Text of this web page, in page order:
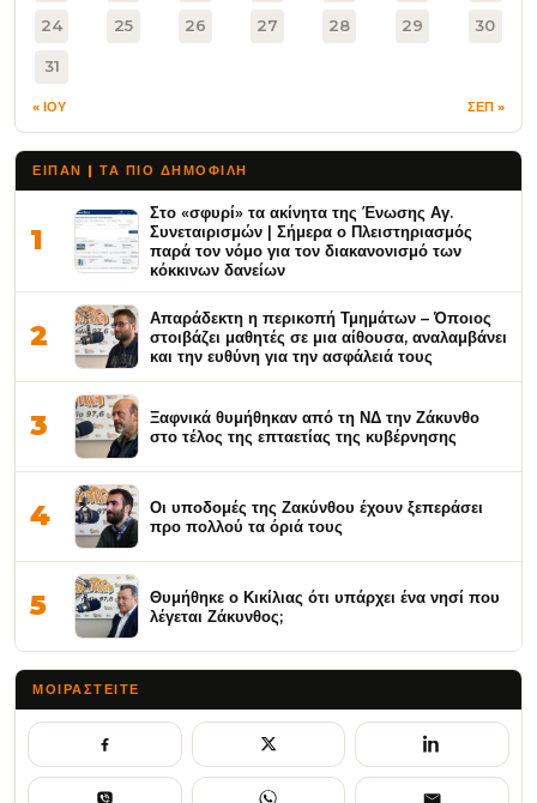
24 25 26 27 28 29 30
31
« ΙΟΥ ΣΕΠ »
ΕΙΠΑΝ | ΤΑ ΠΙΟ ΔΗΜΟΦΙΛΉ
1
Στο «σφυρί» τα ακίνητα της Ένωσης Αγ.
Συνεταιρισμών | Σήμερα ο Πλειστηριασμός
παρά τον νόμο για τον διακανονισμό των
κόκκινων δανείων
2
Απαράδεκτη η περικοπή Τμημάτων – Όποιος
στοιβάζει μαθητές σε μια αίθουσα, αναλαμβάνει
και την ευθύνη για την ασφάλειά τους
3
Ξαφνικά θυμήθηκαν από τη ΝΔ την Ζάκυνθο
στο τέλος της επταετίας της κυβέρνησης
4
Οι υποδομές της Ζακύνθου έχουν ξεπεράσει
προ πολλού τα όριά τους
5
Θυμήθηκε ο Κικίλιας ότι υπάρχει ένα νησί που
λέγεται Ζάκυνθος;
ΜΟΙΡΑΣΤΕΊΤΕ